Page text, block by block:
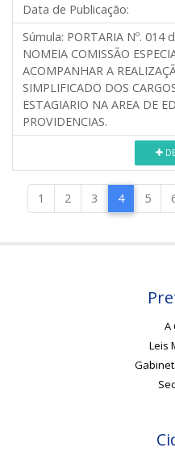
Data de Publicação:
Súmula: PORTARIA Nº. 014
NOMEIA COMISSÃO
ACOMPANHAR A
SIMPLIFICADO DOS
ESTAGIARIO NA AREA DE
PROVIDENCIAS.
1 2 3 4 5
A
Leis